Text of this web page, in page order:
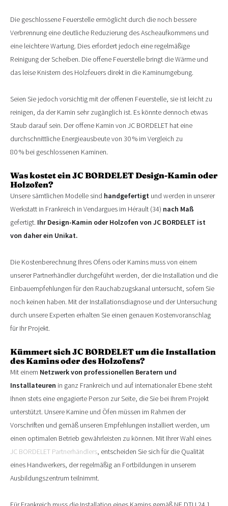
Die geschlossene Feuerstelle ermöglicht durch die noch bessere
Verbrennung eine deutliche Reduzierung des Ascheaufkommens und
eine leichtere Wartung. Dies erfordert jedoch eine regelmäßige
Reinigung der Scheiben. Die offene Feuerstelle bringt die Wärme und
das leise Knistern des Holzfeuers direkt in die Kaminumgebung.
Seien Sie jedoch vorsichtig mit der offenen Feuerstelle, sie ist leicht zu
reinigen, da der Kamin sehr zugänglich ist. Es könnte dennoch etwas
Staub darauf sein. Der offene Kamin von JC BORDELET hat eine
durchschnittliche Energieausbeute von 30 % im Vergleich zu
80 % bei geschlossenen Kaminen.
Was kostet ein JC BORDELET Design-Kamin oder
Holzofen?
Unsere sämtlichen Modelle sind handgefertigt und werden in unserer
Werkstatt in Frankreich in Vendargues im Hérault (34) nach Maß
gefertigt. Ihr Design-Kamin oder Holzofen von JC BORDELET ist
von daher ein Unikat.
Die Kostenberechnung Ihres Ofens oder Kamins muss von einem
unserer Partnerhändler durchgeführt werden, der die Installation und die
Einbauempfehlungen für den Rauchabzugskanal untersucht, sofern Sie
noch keinen haben. Mit der Installationsdiagnose und der Untersuchung
durch unsere Experten erhalten Sie einen genauen Kostenvoranschlag
für Ihr Projekt.
Kümmert sich JC BORDELET um die Installation
des Kamins oder des Holzofens?
Mit einem Netzwerk von professionellen Beratern und
Installateuren in ganz Frankreich und auf internationaler Ebene steht
Ihnen stets eine engagierte Person zur Seite, die Sie bei Ihrem Projekt
unterstützt. Unsere Kamine und Öfen müssen im Rahmen der
Vorschriften und gemäß unseren Empfehlungen installiert werden, um
einen optimalen Betrieb gewährleisten zu können. Mit Ihrer Wahl eines
JC BORDELET Partnerhändlers, entscheiden Sie sich für die Qualität
eines Handwerkers, der regelmäßig an Fortbildungen in unserem
Ausbildungszentrum teilnimmt.